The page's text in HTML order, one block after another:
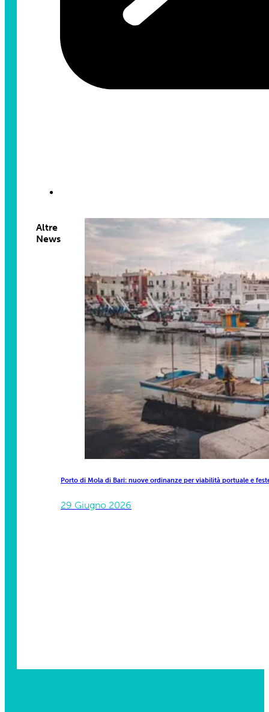
Altre
News
Porto di Mola di Bari: nuove ordinanze per viabilità portuale e
29 Giugno 2026